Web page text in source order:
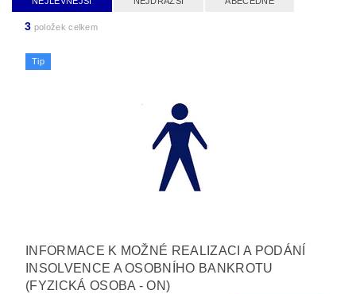
3 položek celkem
Tip
INFORMACE K MOŽNÉ REALIZACI A PODÁNÍ
INSOLVENCE A OSOBNÍHO BANKROTU
(FYZICKÁ OSOBA - ON)